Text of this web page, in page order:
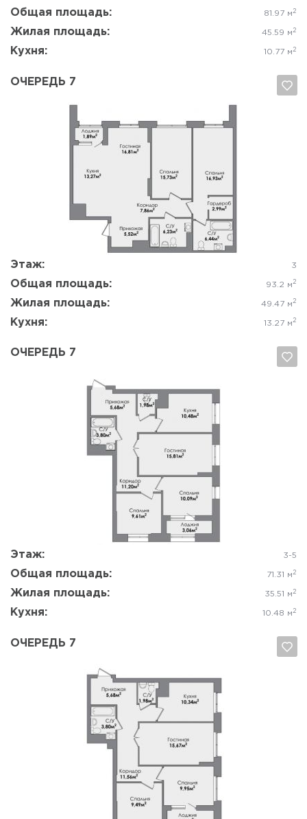
Общая площадь: 81.97 м 2
Жилая площадь: 45.59 м 2
Кухня: 10.77 м 2
ОЧЕРЕДЬ 7
Этаж: 3
Общая площадь: 93.2 м 2
Жилая площадь: 49.47 м 2
Кухня: 13.27 м 2
Да, удалить
ОЧЕРЕДЬ 7
Этаж: 3-5
Общая площадь: 71.31 м 2
Жилая площадь: 35.51 м 2
Кухня: 10.48 м 2
Да, удалить
ОЧЕРЕДЬ 7
Да, удалить Отмена